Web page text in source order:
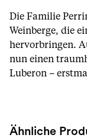
Die Familie
Weinberge, die
hervorbringen.
nun einen
Luberon –
Ähnliche